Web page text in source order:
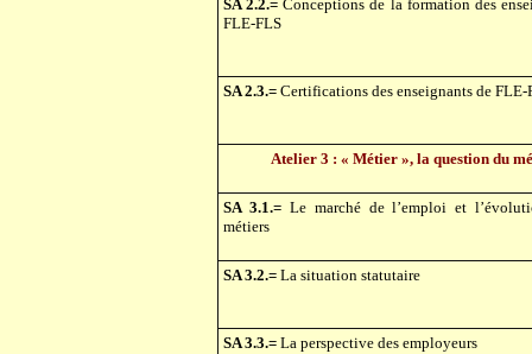
SA 2.2.= Conceptions de la formation des
FLE-FLS
SA 2.3.= Certifications des enseignants de FLE-
Atelier 3 : « Métier », la question du
SA 3.1.=Le marché de l’emploi et
métiers
SA 3.2.= La situation statutaire
SA 3.3.= La perspective des employeurs